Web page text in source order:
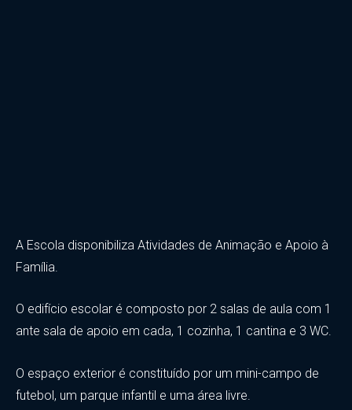
A Escola disponibiliza Atividades de Animação e Apoio à
Família.
O edifício escolar é composto por 2 salas de aula com 1
ante sala de apoio em cada, 1 cozinha, 1 cantina e 3 WC.
O espaço exterior é constituído por um mini-campo de
futebol, um parque infantil e uma área livre.